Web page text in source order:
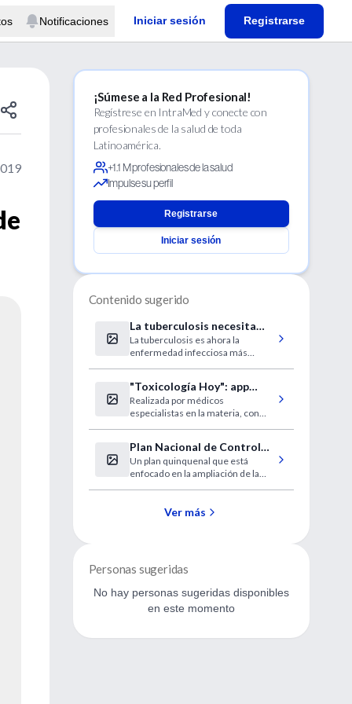
Notificaciones Iniciar sesión Registrarse
¡Súmese a la Red Profesional!
Regístrese en IntraMed y conecte con
profesionales de la salud de toda
Latinoamérica.
+1.1 M profesionales de la salud
Impulse su perfil
Registrarse
Iniciar sesión
Contenido sugerido
La tuberculosis necesita
atención urgente y
continua
La tuberculosis es ahora la
enfermedad infecciosa más
por la enfermedad anualmente,
incluidos 230 000 niños.
"Toxicología Hoy": app
gratuita de gran utilidad y
rigor científico
Realizada por médicos
especialistas en la materia, con
internacional
Plan Nacional de Control
de Cáncer
Un plan quinquenal que está
enfocado en la ampliación de la
Ver más
Personas sugeridas
No hay personas sugeridas disponibles
en este momento